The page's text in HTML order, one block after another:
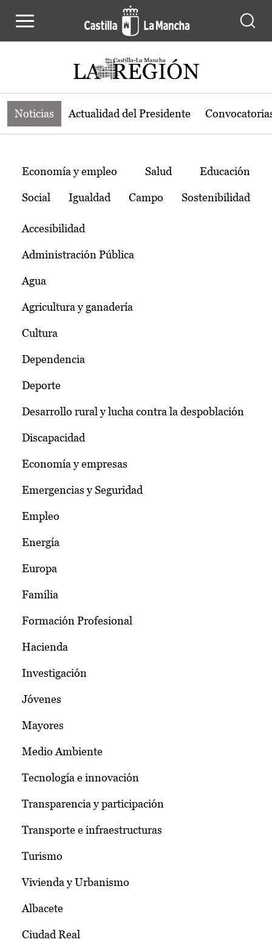
Noticias de la región de Castilla-La
Noticias Actualidad del Presidente
Temas
Economía y empleo Salud Educación
Social Igualdad Campo Sostenibilidad
Accesibilidad
Administración Pública
Agua
Agricultura y ganadería
Cultura
Dependencia
Deporte
Desarrollo rural y lucha contra la despoblación
Discapacidad
Economía y empresas
Emergencias y Seguridad
Empleo
Energía
Europa
Familia
Formación Profesional
Hacienda
Investigación
Jóvenes
Mayores
Medio Ambiente
Tecnología e innovación
Transparencia y participación
Transporte e infraestructuras
Turismo
Vivienda y Urbanismo
Albacete
Ciudad Real